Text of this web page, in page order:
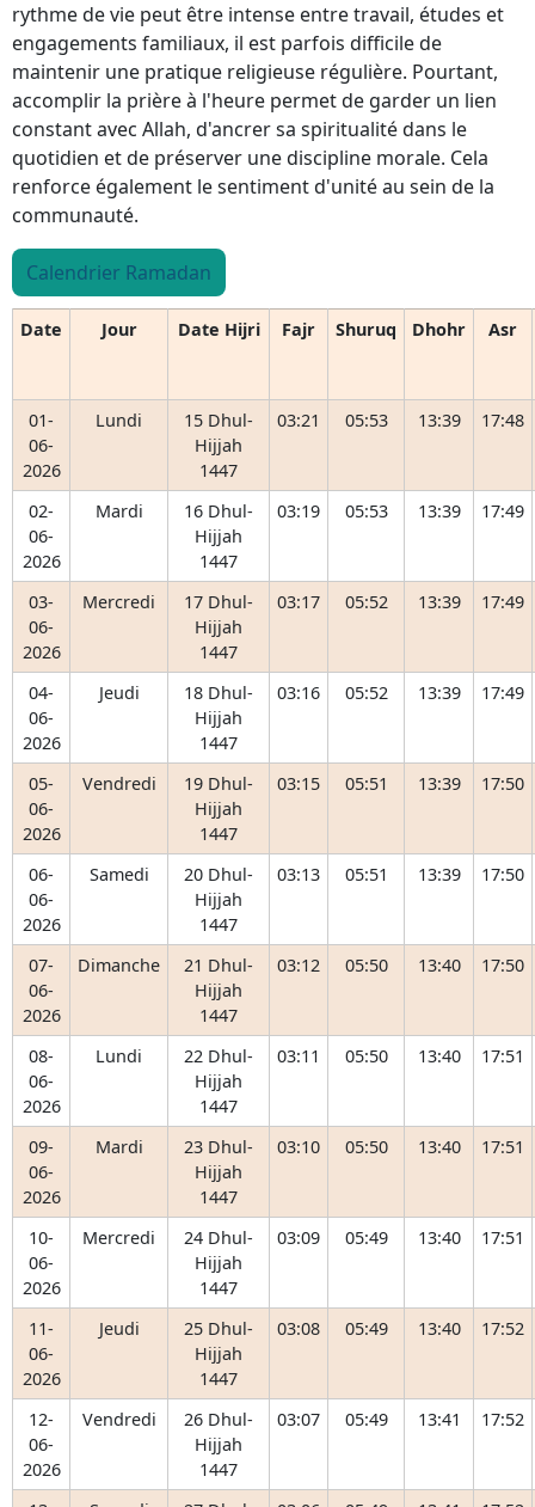
rythme de vie peut être intense entre travail, études et
engagements familiaux, il est parfois difficile de
maintenir une pratique religieuse régulière. Pourtant,
accomplir la prière à l'heure permet de garder un lien
constant avec Allah, d'ancrer sa spiritualité dans le
quotidien et de préserver une discipline morale. Cela
renforce également le sentiment d'unité au sein de la
communauté.
Calendrier Ramadan
Date Jour Date Hijri Fajr Shuruq Dhohr Asr
01-
06-
2026
Lundi
15 Dhul-
Hijjah
1447
03:21 05:53 13:39 17:48
02-
06-
2026
Mardi
16 Dhul-
Hijjah
1447
03:19 05:53 13:39 17:49
03-
06-
2026
Mercredi
17 Dhul-
Hijjah
1447
03:17 05:52 13:39 17:49
04-
06-
2026
Jeudi
18 Dhul-
Hijjah
1447
03:16 05:52 13:39 17:49
05-
06-
2026
Vendredi
19 Dhul-
Hijjah
1447
03:15 05:51 13:39 17:50
06-
06-
2026
Samedi
20 Dhul-
Hijjah
1447
03:13 05:51 13:39 17:50
07-
06-
2026
Dimanche
21 Dhul-
Hijjah
1447
03:12 05:50 13:40 17:50
08-
06-
2026
Lundi
22 Dhul-
Hijjah
1447
03:11 05:50 13:40 17:51
09-
06-
2026
Mardi
23 Dhul-
Hijjah
1447
03:10 05:50 13:40 17:51
10-
06-
2026
Mercredi
24 Dhul-
Hijjah
1447
03:09 05:49 13:40 17:51
11-
06-
2026
Jeudi
25 Dhul-
Hijjah
1447
03:08 05:49 13:40 17:52
12-
06-
2026
Vendredi
26 Dhul-
Hijjah
1447
03:07 05:49 13:41 17:52